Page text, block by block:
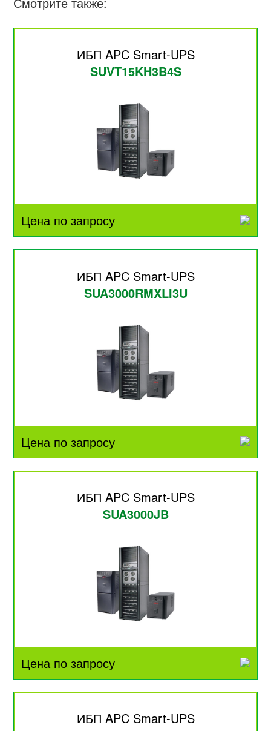
ИБП APC Smart-UPS
SUVT15KH3B4S
Цена по запросу
ИБП APC Smart-UPS
SUA3000RMXLI3U
Цена по запросу
ИБП APC Smart-UPS
SUA3000JB
Цена по запросу
ИБП APC Smart-UPS